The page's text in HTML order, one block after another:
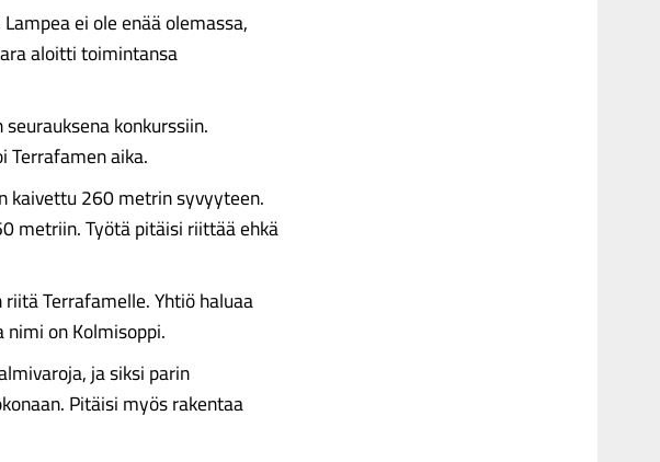
ei ole enää olemassa,
aloitti toimintansa
konkurssiin.
aika.
kaivettu 260 metrin syvyyteen.
metriin. Työtä pitäisi riittää ehkä
Terrafamelle. Yhtiö haluaa
on Kolmisoppi.
ja siksi parin
Pitäisi myös rakentaa